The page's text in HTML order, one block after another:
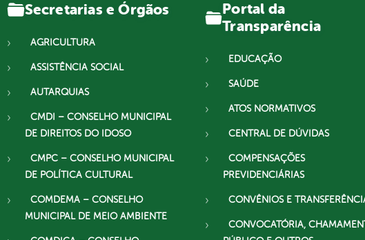
Secretarias e Órgãos
AGRICULTURA
ASSISTÊNCIA SOCIAL
AUTARQUIAS
CMDI – CONSELHO MUNICIPAL
DE DIREITOS DO IDOSO
CMPC – CONSELHO MUNICIPAL
DE POLÍTICA CULTURAL
COMDEMA – CONSELHO
MUNICIPAL DE MEIO AMBIENTE
Portal da
Transparência
EDUCAÇÃO
SAÚDE
ATOS NORMATIVOS
CENTRAL DE DÚVIDAS
COMPENSAÇÕES
PREVIDENCIÁRIAS
CONVÊNIOS E
CONVOCATÓRIA,